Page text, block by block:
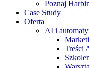
Poznaj
Case Study
Oferta
AI i
Treści